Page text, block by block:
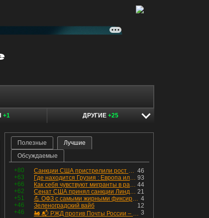
+1 ДРУГИЕ +25
Полезные
Лучшие
Обсуждаемые
+80 46
Санкции США пристрелили рост акций в России
+63
93
Где находится Грузия : Европа или Азия
+66
44
Как себя чувствуют мигранты в раю, в который они так стремились
+62
21
Сенат США принял санкции Линдси Грэма против России
+51
4
💪 ОФЗ с самыми жирными фиксированными купонами
+46
12
Зеленоградский вайб
+46
3
🚂 📬 РЖД против Почты России – Какие облигации выбрать?